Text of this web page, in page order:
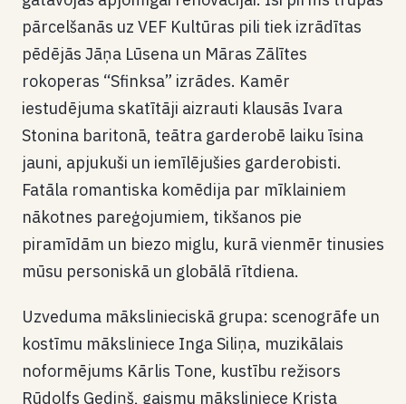
pārcelšanās uz VEF Kultūras pili tiek izrādītas
pēdējās Jāņa Lūsena un Māras Zālītes
rokoperas “Sfinksa” izrādes. Kamēr
iestudējuma skatītāji aizrauti klausās Ivara
Stonina baritonā, teātra garderobē laiku īsina
jauni, apjukuši un iemīlējušies garderobisti.
Fatāla romantiska komēdija par mīklainiem
nākotnes pareģojumiem, tikšanos pie
piramīdām un biezo miglu, kurā vienmēr tinusies
mūsu personiskā un globālā rītdiena.
Uzveduma mākslinieciskā grupa: scenogrāfe un
kostīmu māksliniece Inga Siliņa, muzikālais
noformējums Kārlis Tone, kustību režisors
Rūdolfs Gediņš, gaismu māksliniece Krista